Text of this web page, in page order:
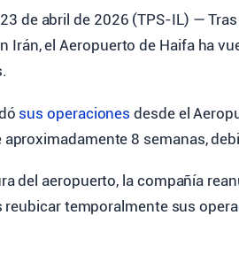
de abril de 2026 (TPS-IL) —
Irán, el Aeropuerto de Haifa ha
sus operaciones desde el
8 semanas,
del aeropuerto, la compañía
reubicar temporalmente sus